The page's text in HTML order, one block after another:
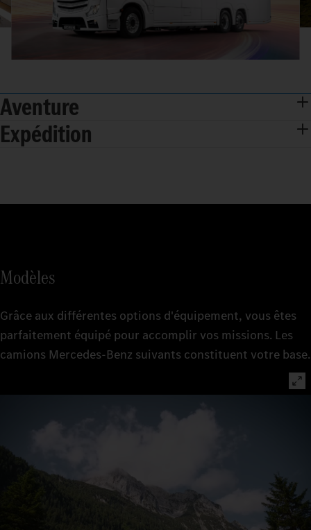
Aventure
Expédition
Modèles
Grâce aux différentes options d'équipement, vous êtes
parfaitement équipé pour accomplir vos missions. Les
camions Mercedes‑Benz suivants constituent votre base.